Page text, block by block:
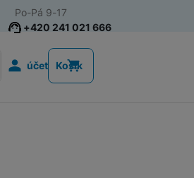
+420 241 021 666
Po-Pá 9-17
Uživatelská
účet Košík